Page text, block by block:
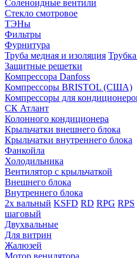
Соленоидные вентили
Стекло смотровое
ТЭНы
Фильтры
Фурнитура
Труба медная и изоляция
Защитные решетки
Компрессора Danfoss
Компрессоры BRISTOL (США)
Компрессоры для
СК Атлант
Колонного кондиционера
Крыльчатки внешнего блока
Крыльчатки внутреннего блока
Фанкойла
Холодильника
Вентилятор с крыльчаткой
Внешнего блока
Внутреннего блока
2х вальный KSFD RD RPG RPS
шаговый
Двухвальные
Для витрин
Жалюзей
Мотор венилятора